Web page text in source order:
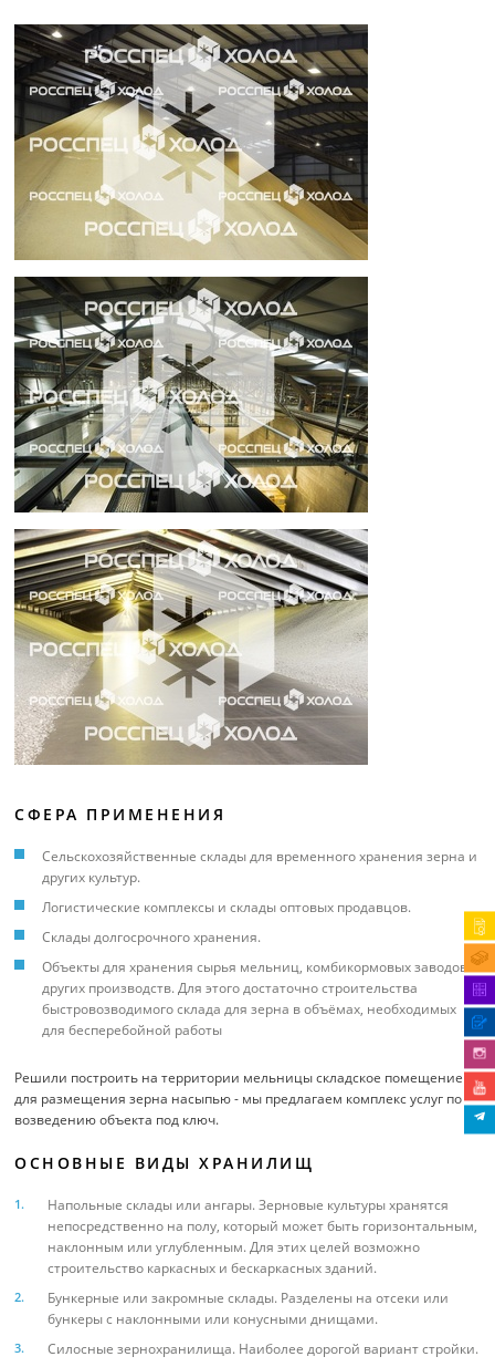
СФЕРА ПРИМЕНЕНИЯ
Сельскохозяйственные склады для временного хранения зерна и
других культур.
Логистические комплексы и склады оптовых продавцов.
Склады долгосрочного хранения.
Объекты для хранения сырья мельниц, комбикормовых заводов и
других производств. Для этого достаточно строительства
быстровозводимого склада для зерна в объёмах, необходимых
для бесперебойной работы
Решили построить на территории мельницы складское помещение
для размещения зерна насыпью - мы предлагаем комплекс услуг по
возведению объекта под ключ.
ОСНОВНЫЕ ВИДЫ ХРАНИЛИЩ
Напольные склады или ангары. Зерновые культуры хранятся
непосредственно на полу, который может быть горизонтальным,
наклонным или углубленным. Для этих целей возможно
строительство каркасных и бескаркасных зданий.
Бункерные или закромные склады. Разделены на отсеки или
бункеры с наклонными или конусными днищами.
Силосные зернохранилища. Наиболее дорогой вариант стройки.